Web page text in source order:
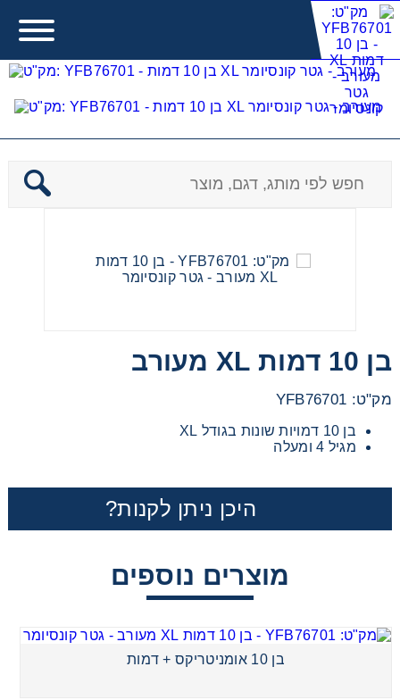
Ben10- בן 10
בן 10 דמות XL מעורב
מק"ט: YFB76701
בן 10 דמויות שונות בגודל XL
מגיל 4 ומעלה
היכן ניתן לקנות?
מוצרים נוספים
בן 10 אומניטריקס + דמות
בן 10 אומניטריקס + דמות
משחקים לבנות
משחקים להתפתחות תינוקות
מכוניות משחק
משחקי קופסא